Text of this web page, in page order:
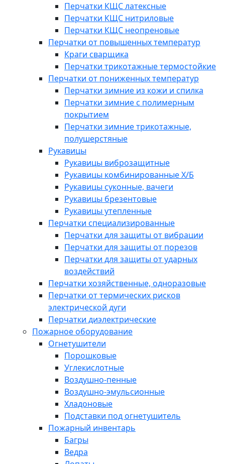
Перчатки КЩС латексные
Перчатки КЩС нитриловые
Перчатки КЩС неопреновые
Перчатки от повышенных температур
Краги сварщика
Перчатки трикотажные термостойкие
Перчатки от пониженных температур
Перчатки зимние из кожи и спилка
Перчатки зимние с полимерным
покрытием
Перчатки зимние трикотажные,
полушерстяные
Рукавицы
Рукавицы виброзащитные
Рукавицы комбинированные Х/Б
Рукавицы суконные, вачеги
Рукавицы брезентовые
Рукавицы утепленные
Перчатки специализированные
Перчатки для защиты от вибрации
Перчатки для защиты от порезов
Перчатки для защиты от ударных
воздействий
Перчатки хозяйственные, одноразовые
Перчатки от термических рисков
электрической дуги
Перчатки диэлектрические
Пожарное оборудование
Огнетушители
Порошковые
Углекислотные
Воздушно-пенные
Воздушно-эмульсионные
Хладоновые
Подставки под огнетушитель
Пожарный инвентарь
Багры
Ведра